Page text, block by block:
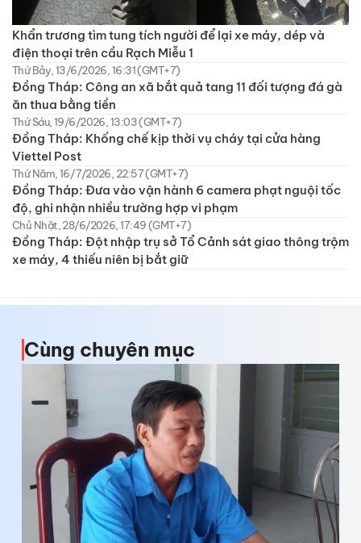
Khẩn trương tìm tung tích người để lại xe máy, dép và
điện thoại trên cầu Rạch Miễu 1
Thứ Bảy, 13/6/2026, 16:31 (GMT+7)
Đồng Tháp: Công an xã bắt quả tang 11 đối tượng đá gà
ăn thua bằng tiền
Thứ Sáu, 19/6/2026, 13:03 (GMT+7)
Đồng Tháp: Khống chế kịp thời vụ cháy tại cửa hàng
Viettel Post
Thứ Năm, 16/7/2026, 22:57 (GMT+7)
Đồng Tháp: Đưa vào vận hành 6 camera phạt nguội tốc
độ, ghi nhận nhiều trường hợp vi phạm
Chủ Nhật, 28/6/2026, 17:49 (GMT+7)
Đồng Tháp: Đột nhập trụ sở Tổ Cảnh sát giao thông trộm
xe máy, 4 thiếu niên bị bắt giữ
Cùng chuyên mục